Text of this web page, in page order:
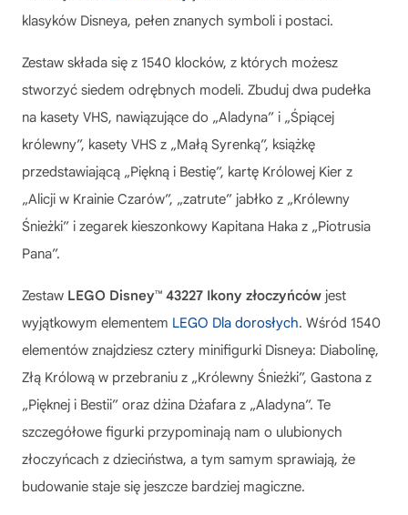
klasyków Disneya, pełen znanych symboli i postaci.
Zestaw składa się z 1540 klocków, z których możesz
stworzyć siedem odrębnych modeli. Zbuduj dwa pudełka
na kasety VHS, nawiązujące do „Aladyna” i „Śpiącej
królewny”, kasety VHS z „Małą Syrenką”, książkę
przedstawiającą „Piękną i Bestię”, kartę Królowej Kier z
„Alicji w Krainie Czarów”, „zatrute” jabłko z „Królewny
Śnieżki” i zegarek kieszonkowy Kapitana Haka z „Piotrusia
Pana”.
Zestaw LEGO Disney™ 43227 Ikony złoczyńców jest
wyjątkowym elementem LEGO Dla dorosłych. Wśród 1540
elementów znajdziesz cztery minifigurki Disneya: Diabolinę,
Złą Królową w przebraniu z „Królewny Śnieżki”, Gastona z
„Pięknej i Bestii” oraz dżina Dżafara z „Aladyna”. Te
szczegółowe figurki przypominają nam o ulubionych
złoczyńcach z dzieciństwa, a tym samym sprawiają, że
budowanie staje się jeszcze bardziej magiczne.